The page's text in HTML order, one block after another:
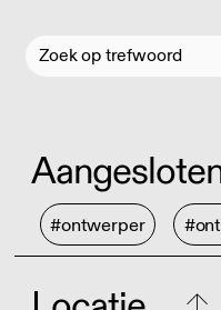
#ontwerper